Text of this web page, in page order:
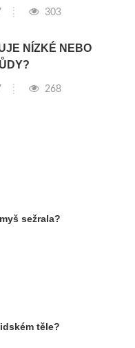
303
NÍZKÉ NEBO
268
sežrala?
těle?